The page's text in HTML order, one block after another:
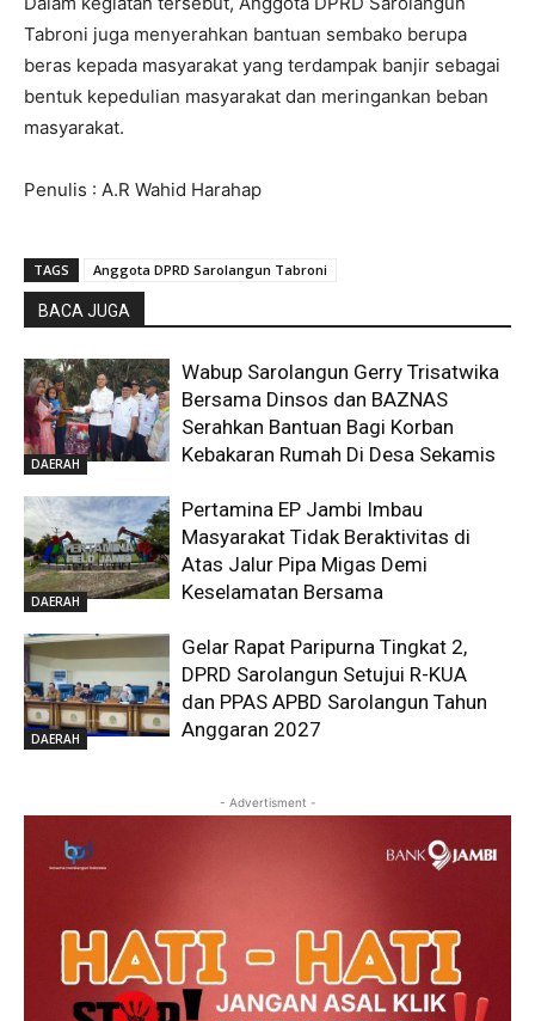
Tabroni juga menyerahkan bantuan sembako berupa
beras kepada masyarakat yang terdampak banjir sebagai
bentuk kepedulian masyarakat dan meringankan beban
masyarakat.
Penulis : A.R Wahid Harahap
TAGS Anggota DPRD Sarolangun Tabroni
BACA JUGA
DAERAH
Wabup Sarolangun Gerry Trisatwika
Bersama Dinsos dan BAZNAS
Serahkan Bantuan Bagi Korban
Kebakaran Rumah Di Desa Sekamis
DAERAH
Pertamina EP Jambi Imbau
Masyarakat Tidak Beraktivitas di
Atas Jalur Pipa Migas Demi
Keselamatan Bersama
DAERAH
Gelar Rapat Paripurna Tingkat 2,
DPRD Sarolangun Setujui R-KUA
dan PPAS APBD Sarolangun Tahun
Anggaran 2027
- Advertisment -